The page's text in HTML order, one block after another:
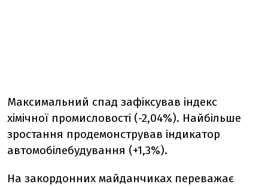
Максимальний спад зафіксував індекс
хімічної промисловості (-2,04%). Найбільше
зростання продемонстрував індикатор
автомобілебудування (+1,3%).
На закордонних майданчиках переважає